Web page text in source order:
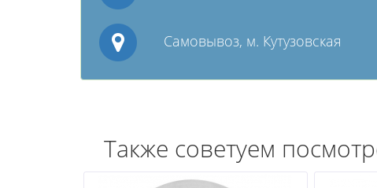
Самовывоз, м. Кутузовская
Также советуем